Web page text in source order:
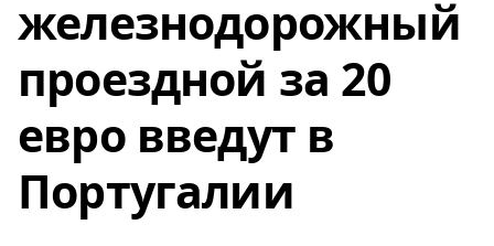
железнодорожный
проездной за 20
евро введут в
Португалии